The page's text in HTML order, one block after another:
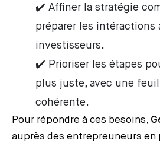
✔️ Affiner la stratégie
préparer les intéractions
investisseurs.
✔️ Prioriser les étapes
plus juste, avec une
cohérente.
Pour répondre à ces besoins,
auprès des entrepreuneurs en